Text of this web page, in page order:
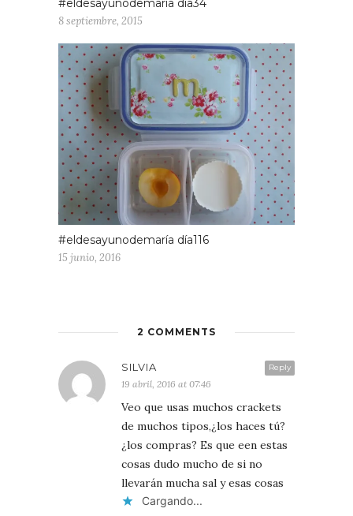
8 septiembre, 2015
#eldesayunodemaría día116
15 junio, 2016
2 COMMENTS
Reply
SILVIA
19 abril, 2016 at 07:46
Veo que usas muchos crackets
de muchos tipos,¿los haces tú?
¿los compras? Es que een estas
cosas dudo mucho de si no
llevarán mucha sal y esas cosas
Cargando...